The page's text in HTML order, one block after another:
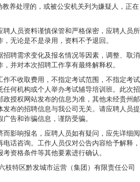
养处理的，或被公安机关列为嫌疑人，正在
人员资料谨慎保管和严格保密，应聘人员所
无论是不是录用，资料不予退回。
聘需求变化及报名情况等因素，调整、取消
并对本次招聘工作享有最终解释权。
不收取费用，不指定考试范围，不指定考试
何机构或个人举办考试辅导培训班。此次招
授权网站发布的信息为准，其他未经贵州邮
布的招聘信息与我公司无关。请应聘人员提
告和诈骗信息，谨防受骗。
影响报名，应聘人员如有疑问，应先详细阅
话咨询。工作人员仅对公告内容给予解释，
资格条件等其他要素进行确认。
特区黔发城市运营（集团）有限责任公司